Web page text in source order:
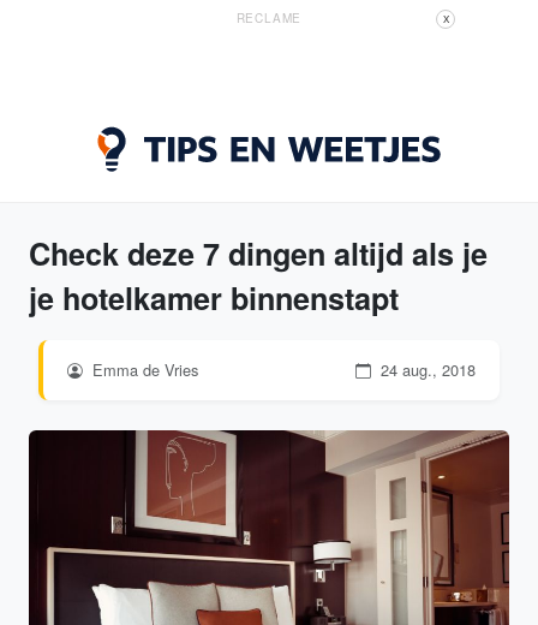
RECLAME X
Check deze 7 dingen altijd als je
je hotelkamer binnenstapt
Emma de Vries 24 aug., 2018